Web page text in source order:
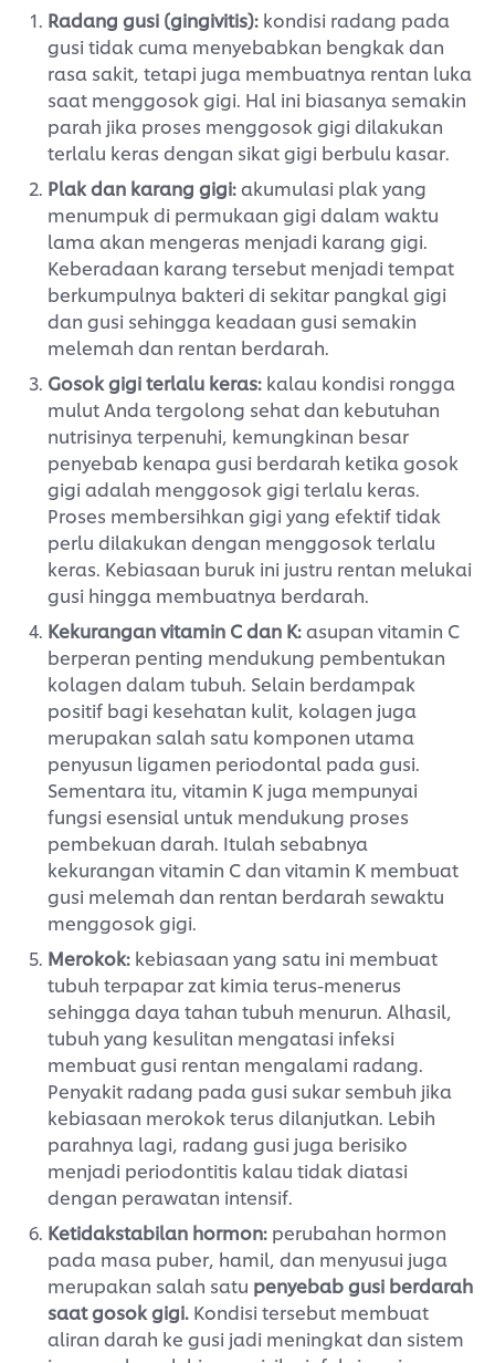
Radang gusi (gingivitis): kondisi radang pada
gusi tidak cuma menyebabkan bengkak dan
rasa sakit, tetapi juga membuatnya rentan luka
saat menggosok gigi. Hal ini biasanya semakin
parah jika proses menggosok gigi dilakukan
terlalu keras dengan sikat gigi berbulu kasar.
Plak dan karang gigi: akumulasi plak yang
menumpuk di permukaan gigi dalam waktu
lama akan mengeras menjadi karang gigi.
Keberadaan karang tersebut menjadi tempat
berkumpulnya bakteri di sekitar pangkal gigi
dan gusi sehingga keadaan gusi semakin
melemah dan rentan berdarah.
Gosok gigi terlalu keras: kalau kondisi rongga
mulut Anda tergolong sehat dan kebutuhan
nutrisinya terpenuhi, kemungkinan besar
penyebab kenapa gusi berdarah ketika gosok
gigi adalah menggosok gigi terlalu keras.
Proses membersihkan gigi yang efektif tidak
perlu dilakukan dengan menggosok terlalu
keras. Kebiasaan buruk ini justru rentan melukai
gusi hingga membuatnya berdarah.
Kekurangan vitamin C dan K: asupan vitamin C
berperan penting mendukung pembentukan
kolagen dalam tubuh. Selain berdampak
positif bagi kesehatan kulit, kolagen juga
merupakan salah satu komponen utama
penyusun ligamen periodontal pada gusi.
Sementara itu, vitamin K juga mempunyai
fungsi esensial untuk mendukung proses
pembekuan darah. Itulah sebabnya
kekurangan vitamin C dan vitamin K membuat
gusi melemah dan rentan berdarah sewaktu
menggosok gigi.
Merokok: kebiasaan yang satu ini membuat
tubuh terpapar zat kimia terus-menerus
sehingga daya tahan tubuh menurun. Alhasil,
tubuh yang kesulitan mengatasi infeksi
membuat gusi rentan mengalami radang.
Penyakit radang pada gusi sukar sembuh jika
kebiasaan merokok terus dilanjutkan. Lebih
parahnya lagi, radang gusi juga berisiko
menjadi periodontitis kalau tidak diatasi
dengan perawatan intensif.
Ketidakstabilan hormon: perubahan hormon
pada masa puber, hamil, dan menyusui juga
merupakan salah satu penyebab gusi berdarah
saat gosok gigi. Kondisi tersebut membuat
aliran darah ke gusi jadi meningkat dan sistem